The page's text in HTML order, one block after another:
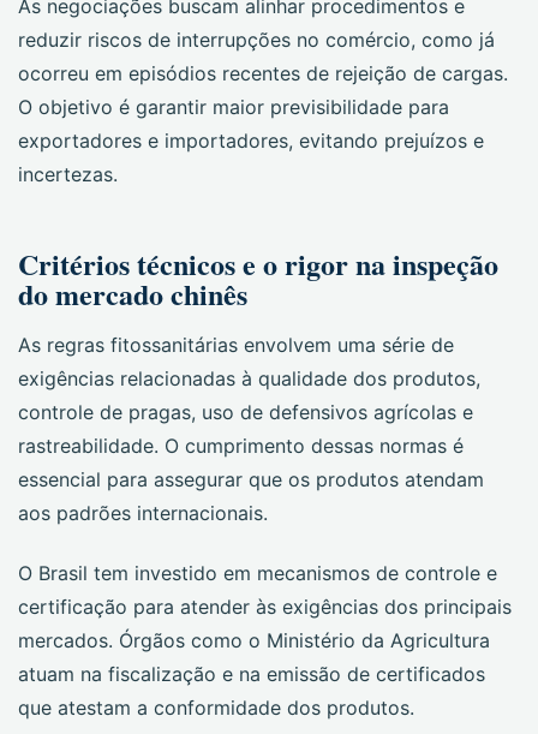
As negociações buscam alinhar procedimentos e
reduzir riscos de interrupções no comércio, como já
ocorreu em episódios recentes de rejeição de cargas.
O objetivo é garantir maior previsibilidade para
exportadores e importadores, evitando prejuízos e
incertezas.
Critérios técnicos e o rigor na inspeção
do mercado chinês
As regras fitossanitárias envolvem uma série de
exigências relacionadas à qualidade dos produtos,
controle de pragas, uso de defensivos agrícolas e
rastreabilidade. O cumprimento dessas normas é
essencial para assegurar que os produtos atendam
aos padrões internacionais.
O Brasil tem investido em mecanismos de controle e
certificação para atender às exigências dos principais
mercados. Órgãos como o Ministério da Agricultura
atuam na fiscalização e na emissão de certificados
que atestam a conformidade dos produtos.